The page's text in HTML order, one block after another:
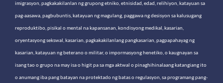
imigrasyon, pagkakakilanlan ng grupong etniko, etnisidad, edad, relihiyon, katayuan sa
pag-aasawa, pagbubuntis, katayuan ng magulang, paggawa ng desisyon sa kalusugang
reproduktibo, pisikal o mental na kapansanan, kondisyong medikal, kasarian,
oryentasyong sekswal, kasarian, pagkakakilanlang pangkasarian, pagpapahayag ng
kasarian, katayuan ng beterano o militar, o impormasyong henetiko, o kaugnayan sa
isang tao o grupo na may isa o higit pa sa mga aktwal o pinaghihinalaang katangiang ito
o anumang iba pang batayan na protektado ng batas o regulasyon, sa programang pang-